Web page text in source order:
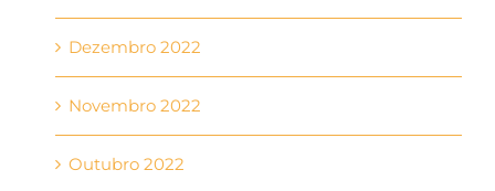
Dezembro 2022
Novembro 2022
Outubro 2022